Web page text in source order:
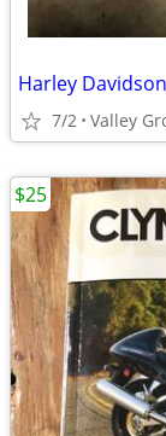
Harley
7/2 Valley
$25